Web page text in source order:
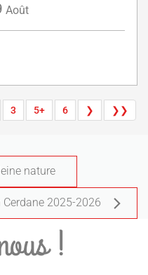
Août
3 5+ 6 ❯ ❯❯
nature
Cerdane 2025-2026
!